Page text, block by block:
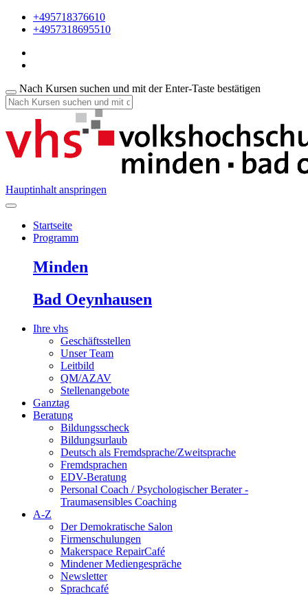
+495718376610
+4957318695510
Nach Kursen suchen und mit der Enter-Taste bestätigen
Hauptinhalt anspringen
Startseite
Programm
Minden
Bad Oeynhausen
Ihre vhs
Geschäftsstellen
Unser Team
Leitbild
QM/AZAV
Stellenangebote
Ganztag
Beratung
Bildungsscheck
Bildungsurlaub
Deutsch als Fremdsprache/Zweitsprache
Fremdsprachen
EDV-Beratung
Personal Coach / Psychologischer Berater -
Traumasensibles Coaching
A-Z
Der Demokratische Salon
Firmenschulungen
Makerspace RepairCafé
Mindener Mediengespräche
Newsletter
Sprachcafé